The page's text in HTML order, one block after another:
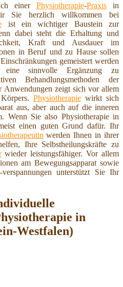
einer Physiotherapie-Praxisin
Sie herzlich willkommen bei
ist ein wichtiger Baustein zur
dabei steht die Erhaltung und
Kraft und Ausdauer im
in Beruf und zu Hause sollen
gemeistert werden
sinnvolle Ergänzung zu
Behandlungsmethoden der
zeigt sich vor allem
Physiotherapie wirkt sich
aus, aber auch auf die inneren
Wenn Sie also Physiotherapie in
einen guten Grund dafür. Ihr
werden Ihnen in ihrer
Ihre Selbstheilungskräfte zu
wieder leistungsfähiger. Vor allem
am Bewegungsapparat sowie
unterstützt Sie Ihr
in
Westfalen)